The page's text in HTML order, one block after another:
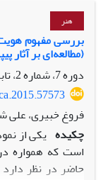
میان شخصیت‏های
است. شکل سوم در
است که زن در
خودش خدایگان
احمد است که دو
حاصل از این مقاله
میان زوج‏های زن و
قالب
بازنمایی شده است.
هنر
بررسی مفهوم هویت
(مطالعه‌ای بر آثار
دوره 7، شماره 2، تابستان 1394، صفحه
فروغ خبیری، علی
چکیده یکی از
است که همواره
حاضر در نظر دارد